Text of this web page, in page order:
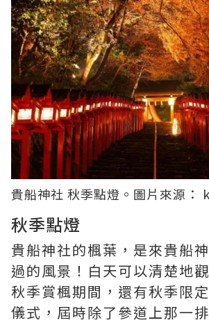
貴船神社 秋季點燈。圖片來源：
秋季點燈
貴船神社的楓葉，是來貴船
過的風景！白天可以清楚地
秋季賞楓期間，還有秋季限
儀式，屆時除了參道上那一